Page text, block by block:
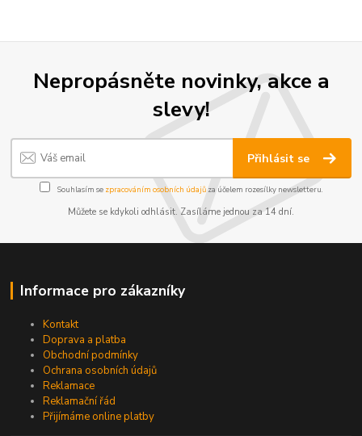
Nepropásněte novinky, akce a
slevy!
Přihlásit se
Souhlasím se zpracováním osobních údajůza účelem rozesílky newsletteru.
Můžete se kdykoli odhlásit. Zasíláme jednou za 14 dní.
Informace pro zákazníky
Kontakt
Doprava a platba
Obchodní podmínky
Ochrana osobních údajů
Reklamace
Reklamační řád
Přijímáme online platby